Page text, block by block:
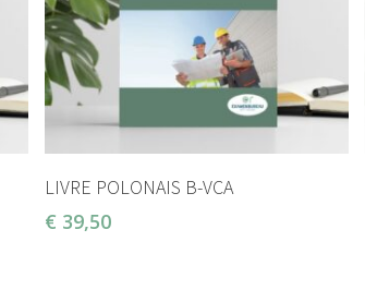
LIVRE POLONAIS B-VCA
€ 39,50